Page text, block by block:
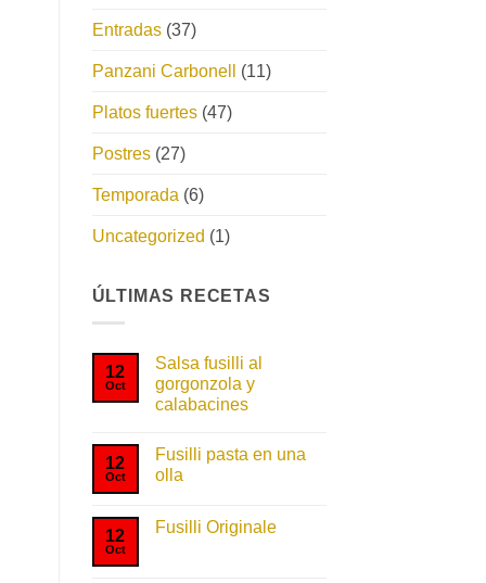
Entradas(37)
Panzani Carbonell (11)
Platos fuertes(47)
Postres(27)
Temporada (6)
Uncategorized (1)
ÚLTIMAS RECETAS
12
Oct
Salsa fusilli al
gorgonzola y
calabacines
comentarios
Salsa
gorgonzola
12
Oct
Fusilli pasta en una
olla
comentarios
12
Oct
Fusilli Originale